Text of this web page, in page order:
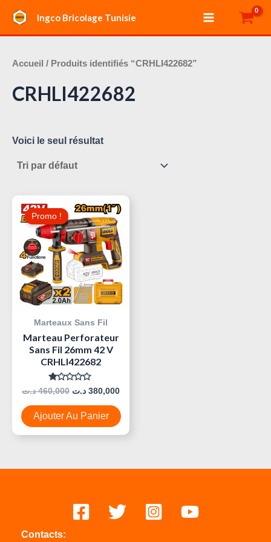
contenu
Ingco Bricolage Tunisie
Main
Menu
Accueil / Produits identifiés “CRHLI422682”
CRHLI422682
Voici le seul résultat
Promo !
Marteaux Sans Fil
Marteau Perforateur
Sans Fil 26mm 42 V
CRHLI422682
Note
0
Sur
5
460,000 د.ت
Prix
Initial
Était :
460,000 د.ت.
380,000 د.ت
Le
Prix
Ajouter Au Panier
Contacts: